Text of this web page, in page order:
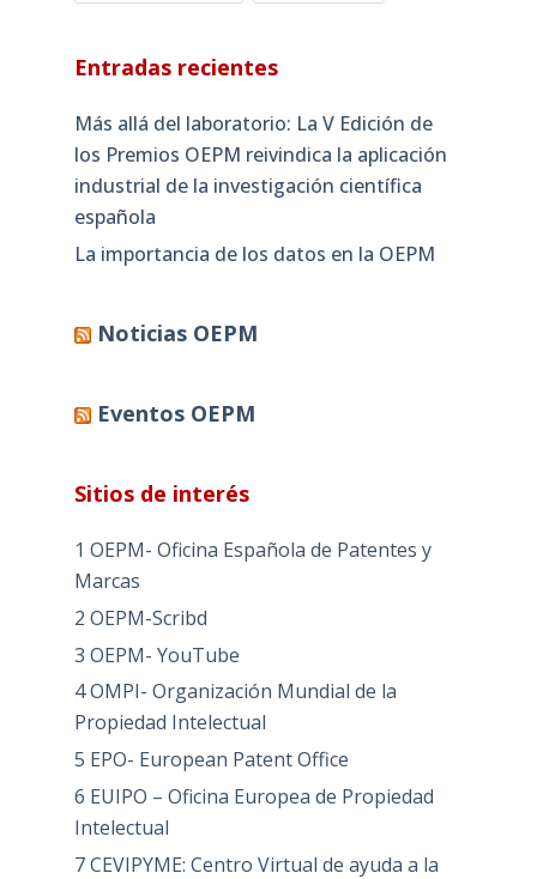
Entradas recientes
Más allá del laboratorio: La V Edición de
los Premios OEPM reivindica la aplicación
industrial de la investigación científica
española
La importancia de los datos en la OEPM
Noticias OEPM
Eventos OEPM
Sitios de interés
1 OEPM- Oficina Española de Patentes y
Marcas
2 OEPM-Scribd
3 OEPM- YouTube
4 OMPI- Organización Mundial de la
Propiedad Intelectual
5 EPO- European Patent Office
6 EUIPO – Oficina Europea de Propiedad
Intelectual
7 CEVIPYME: Centro Virtual de ayuda a la